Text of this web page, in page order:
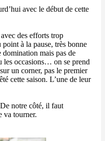
avec le début de cette
des efforts trop
à la pause, très bonne
domination mais pas de
les occasions… on se prend
un corner, pas le premier
cette saison. L’une de leur
notre côté, il faut
va tourner.